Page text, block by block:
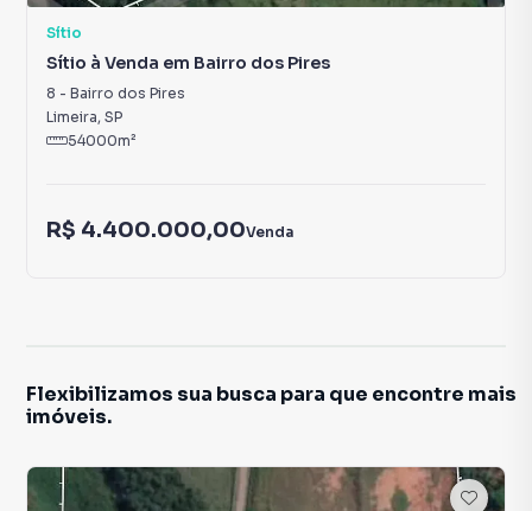
Sítio
Sítio à Venda em Bairro dos Pires
8 - Bairro dos Pires
Limeira, SP
54000m²
R$ 4.400.000,00Venda
Flexibilizamos sua busca para que encontre mais
imóveis.